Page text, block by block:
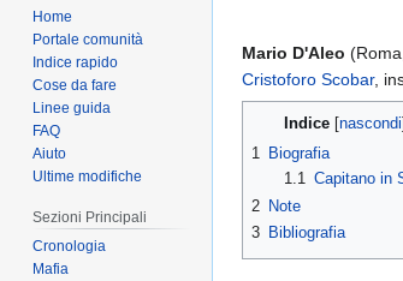
Mario D'Aleo
Cristoforo Scobar,
Indice
1 Biografia
1.1 Capitano in
2 Note
3 Bibliografia
Home
Portale comunità
Indice rapido
Cose da fare
Linee guida
FAQ
Aiuto
Ultime modifiche
Sezioni Principali
Cronologia
Mafia